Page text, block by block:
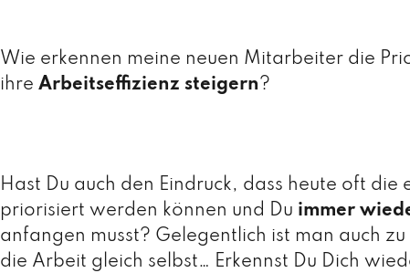
Wie erkennen meine neuen Mitarbeiter die
ihre Arbeitseffizienz steigern?
Hast Du auch den Eindruck, dass heute oft
priorisiert werden können und Du immer
anfangen musst? Gelegentlich ist man auch zu
die Arbeit gleich selbst… Erkennst Du Dich